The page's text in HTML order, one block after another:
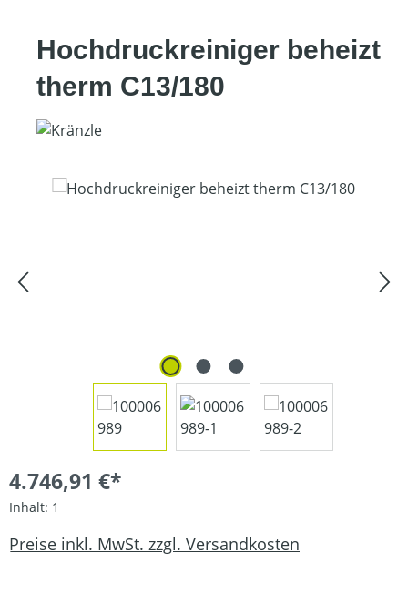
Hochdruckreiniger beheizt
therm C13/180
Bildergalerie überspringen
4.746,91 €*
Inhalt: 1
Preise inkl. MwSt. zzgl. Versandkosten